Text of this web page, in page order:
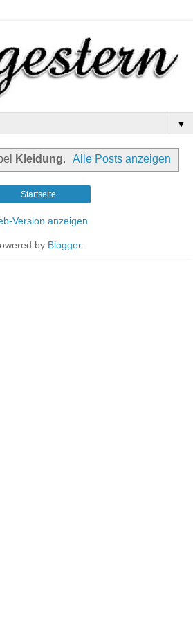
▼
Kleidung. Alle Posts anzeigen
Startseite
Version anzeigen
by Blogger.